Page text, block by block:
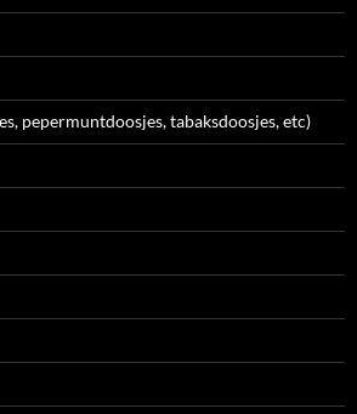
pepermuntdoosjes, tabaksdoosjes, etc)